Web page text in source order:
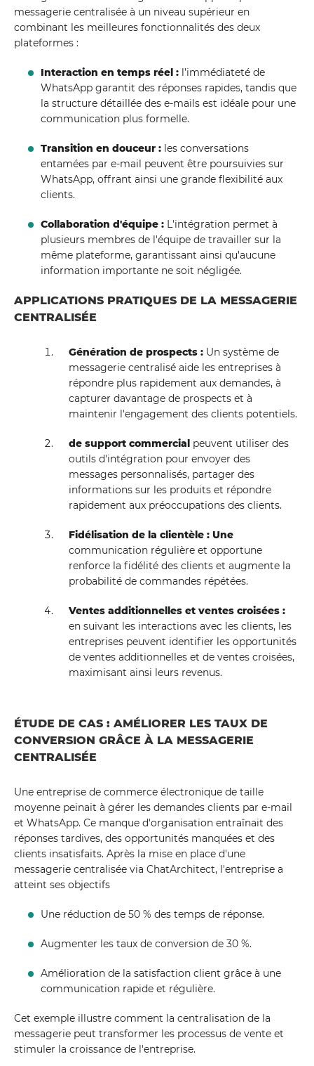
messagerie centralisée à un niveau supérieur en
combinant les meilleures fonctionnalités des deux
plateformes :
Interaction en temps réel : l’immédiateté de
WhatsApp garantit des réponses rapides, tandis que
la structure détaillée des e-mails est idéale pour une
communication plus formelle.
Transition en douceur : les conversations
entamées par e-mail peuvent être poursuivies sur
WhatsApp, offrant ainsi une grande flexibilité aux
clients.
Collaboration d'équipe : L'intégration permet à
plusieurs membres de l'équipe de travailler sur la
même plateforme, garantissant ainsi qu'aucune
information importante ne soit négligée.
APPLICATIONS PRATIQUES DE LA MESSAGERIE
CENTRALISÉE
Génération de prospects : Un système de
messagerie centralisé aide les entreprises à
répondre plus rapidement aux demandes, à
capturer davantage de prospects et à
maintenir l'engagement des clients potentiels.
de support commercial peuvent utiliser des
outils d'intégration pour envoyer des
messages personnalisés, partager des
informations sur les produits et répondre
rapidement aux préoccupations des clients.
Fidélisation de la clientèle : Une
communication régulière et opportune
renforce la fidélité des clients et augmente la
probabilité de commandes répétées.
Ventes additionnelles et ventes croisées :
en suivant les interactions avec les clients, les
entreprises peuvent identifier les opportunités
de ventes additionnelles et de ventes croisées,
maximisant ainsi leurs revenus.
ÉTUDE DE CAS : AMÉLIORER LES TAUX DE
CONVERSION GRÂCE À LA MESSAGERIE
CENTRALISÉE
Une entreprise de commerce électronique de taille
moyenne peinait à gérer les demandes clients par e-mail
et WhatsApp. Ce manque d'organisation entraînait des
réponses tardives, des opportunités manquées et des
clients insatisfaits. Après la mise en place d'une
messagerie centralisée via ChatArchitect, l'entreprise a
atteint ses objectifs
Une réduction de 50 % des temps de réponse.
Augmenter les taux de conversion de 30 %.
Amélioration de la satisfaction client grâce à une
communication rapide et régulière.
Cet exemple illustre comment la centralisation de la
messagerie peut transformer les processus de vente et
stimuler la croissance de l'entreprise.